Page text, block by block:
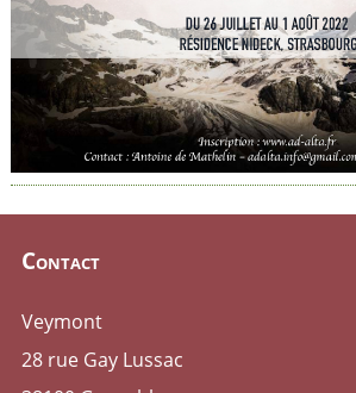
Contact
Veymont
28 rue Gay Lussac